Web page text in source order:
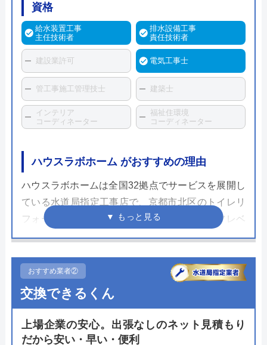
資格
給水装置工事
主任技術者
排水設備工事
責任技術者
建設業許可 電気工事士
管工事施工管理技士 建築士
インテリア
コーディネーター
福祉住環境
コーディネーター
ハウスラボホーム がおすすめの理由
ハウスラボホームは全国32拠点でサービスを展開し
ている水道局指定工事店で、京都市北区のトイレリ
フォーム・交換にも対応しています。スタッフレベ
ルが高く、個人宅だけでなく企業実績も豊富なため
ホームページで表示されている価格は、商品代金・
工事費・処分費などすべてを含んだ最終金額となっ
ており、表示価格以外は一切かからないので安心で
す。
おすすめ業者②
交換できるくん
上場企業の安心。出張なしのネット見積もり
だから安い・早い・便利